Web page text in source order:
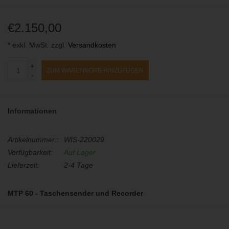
€2.150,00
* exkl. MwSt. zzgl. Versandkosten
+
-
ZUM WARENKORB HINZUFÜGEN
Informationen
Artikelnummer::
WIS-220029
Verfügbarkeit:
Auf Lager
Lieferzeit:
2-4 Tage
MTP 60 - Taschensender und Recorder